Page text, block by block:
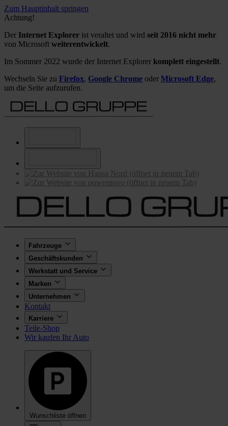
Zum Hauptinhalt springen
Achtung!
Der Internet Explorer ist veraltet und wird seit 2016 nicht mehr
von Microsoft weiterentwickelt.
Im Sommer 2022 wurde der Internet Explorer komplett eingestellt.
Wechseln Sie zu Firefox, Google Chrome oder Microsoft Edge,
um die Seite aufzurufen.
Fahrzeuge
Geschäftskunden
Werkstatt und Service
Marken
Unternehmen
Kontakt
Karriere
Teile-Shop
Wir kaufen Ihr Auto
Wunschliste öffnen